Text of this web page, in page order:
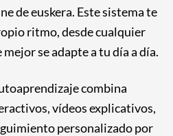
de euskera. Este sistema te
ritmo, desde cualquier
se adapte a tu día a día.
combina
vídeos explicativos,
personalizado por